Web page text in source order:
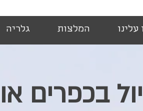
עלינו המלצות גלריה